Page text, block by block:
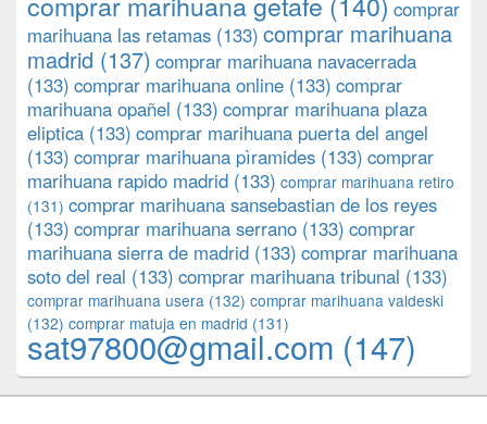
comprar
marihuana las retamas (133) comprar marihuana
madrid (137) comprar marihuana navacerrada
(133) comprar marihuana online (133) comprar
marihuana opañel (133) comprar marihuana plaza
eliptica (133) comprar marihuana puerta del angel
(133) comprar marihuana pìramides (133) comprar
marihuana rapido madrid (133) comprar marihuana retiro
(131) comprar marihuana sansebastian de los reyes
(133) comprar marihuana serrano (133) comprar
marihuana sierra de madrid (133) comprar marihuana
soto del real (133) comprar marihuana tribunal (133)
comprar marihuana usera (132) comprar marihuana valdeski
(132) comprar matuja en madrid (131)
sat97800@gmail.com (147)